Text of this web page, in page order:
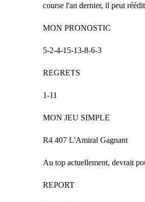
course l'an dernier, il peut
MON PRONOSTIC
5-2-4-15-13-8-6-3
REGRETS
1-11
MON JEU SIMPLE
R4 407 L'Amiral Gagnant
Au top actuellement, devrait
REPORT